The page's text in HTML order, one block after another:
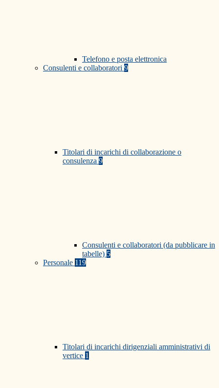
Telefono e posta elettronica
Consulenti e collaboratori 9
Titolari di incarichi di collaborazione o
consulenza 9
Consulenti e collaboratori (da pubblicare in
tabelle) 5
Personale 119
Titolari di incarichi dirigenziali amministrativi di
vertice 1